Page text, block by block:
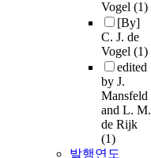
Vogel (1)
[By]
C. J. de
Vogel (1)
edited
by J.
Mansfeld
and L. M.
de Rijk
(1)
발행연도